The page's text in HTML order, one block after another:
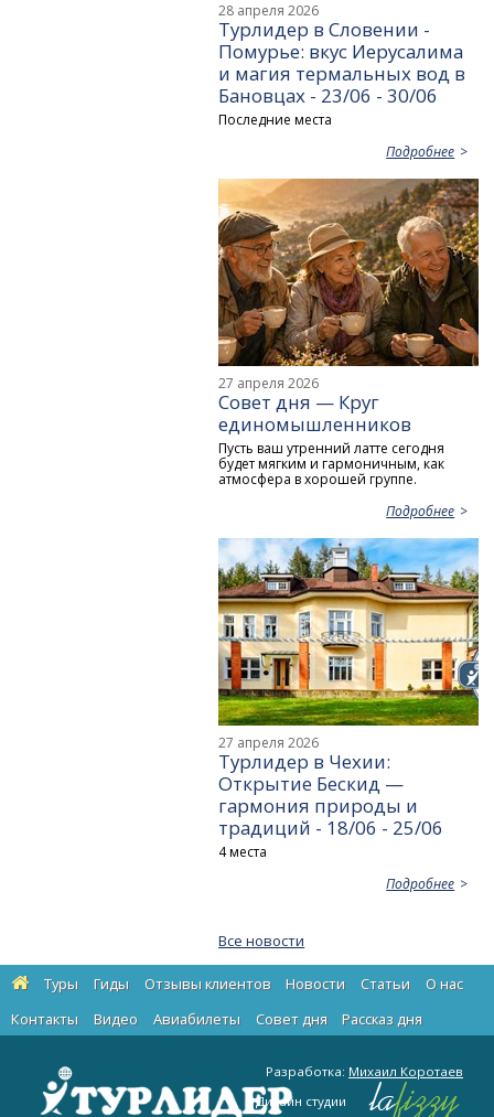
28 апреля 2026
Турлидер в Словении -
Помурье: вкус Иерусалима
и магия термальных вод в
Бановцах - 23/06 - 30/06
Последние места
Подробнее
27 апреля 2026
Совет дня — Круг
единомышленников
Пусть ваш утренний латте сегодня
будет мягким и гармоничным, как
атмосфера в хорошей группе.
Подробнее
27 апреля 2026
Турлидер в Чехии:
Открытие Бескид —
гармония природы и
традиций - 18/06 - 25/06
4 места
Подробнее
Все новости
Туры Гиды Отзывы клиентов Новости Статьи
О нас
Контакты
Видео Авиабилеты Cовет дня Рассказ дня
Разработка: Михаил Коротаев
Дизайн студии